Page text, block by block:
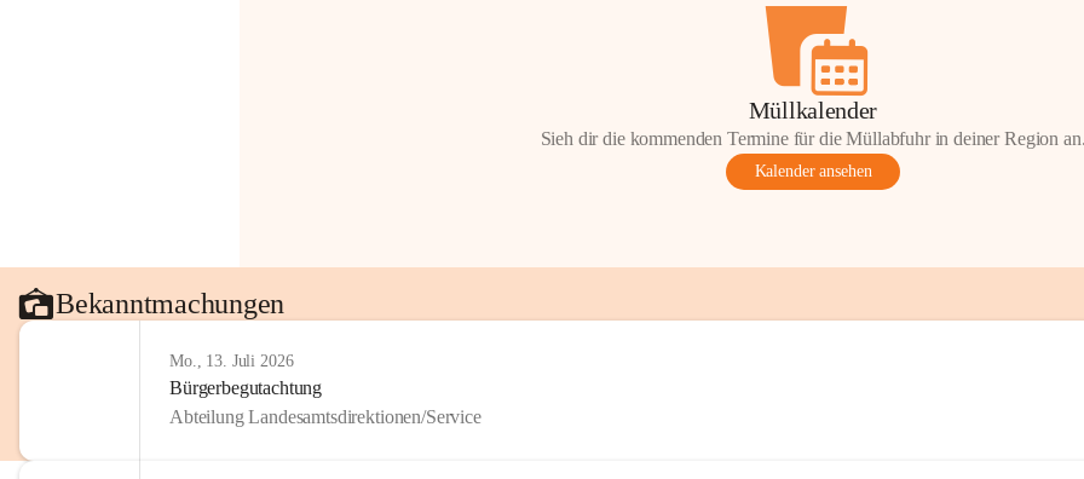
Müllkalender
Sieh dir die kommenden Termine für die Müllabfuhr in deiner Region
Kalender ansehen
Bekanntmachungen
Mo., 13. Juli 2026
Bürgerbegutachtung
Abteilung Landesamtsdirektionen/Service